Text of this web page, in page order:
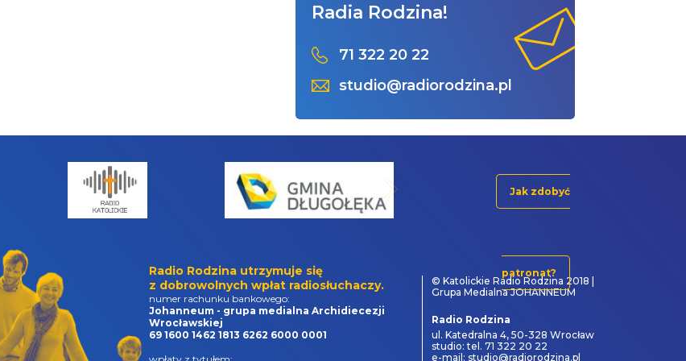
Radia Rodzina!
71 322 20 22
studio@radiorodzina.pl
Jak zdobyć
patronat?
Radio Rodzina utrzymuje się
z dobrowolnych wpłat radiosłuchaczy.
numer rachunku bankowego:
Johanneum - grupa medialna Archidiecezji
Wrocławskiej
69 1600 1462 1813 6262 6000 0001
© Katolickie Radio Rodzina 2018 |
Grupa Medialna JOHANNEUM
Radio Rodzina
ul. Katedralna 4, 50-328 Wrocław
studio: tel. 71 322 20 22
e-mail: studio@radiorodzina.pl